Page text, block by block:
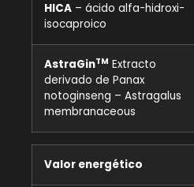
HICA – ácido alfa-hidroxi-
isocaproico
AstraGinTM Extracto
derivado de Panax
notoginseng – Astragalus
membranaceous
Valor energético